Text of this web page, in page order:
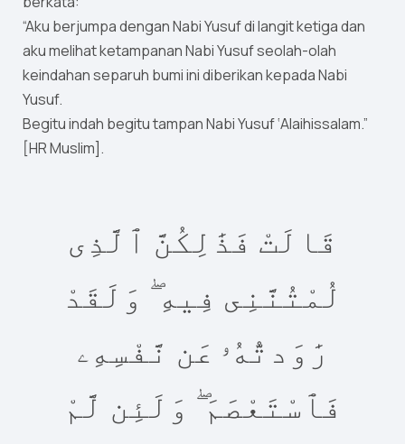
“Aku berjumpa dengan Nabi Yusuf di langit ketiga dan
aku melihat ketampanan Nabi Yusuf seolah-olah
keindahan separuh bumi ini diberikan kepada Nabi
Yusuf.
Begitu indah begitu tampan Nabi Yusuf ‘Alaihissalam.”
[HR Muslim].
قَالَتْ فَذَٰلِكُنَّ ٱلَّذِى
لُمْتُنَّنِى فِيهِ ۖ وَلَقَدْ
رَٰوَدتُّهُۥ عَن نَّفْسِهِۦ
فَٱسْتَعْصَمَ ۖ وَلَئِن لَّمْ